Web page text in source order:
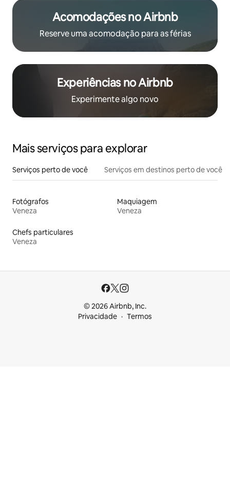
Acomodações no Airbnb
Reserve uma acomodação para as férias
Experiências no Airbnb
Experimente algo novo
Mais serviços para explorar
Serviços perto de você Serviços em destinos perto de você
Fotógrafos
Veneza
Maquiagem
Veneza
Chefs particulares
Veneza
© 2026 Airbnb, Inc.
Privacidade
Termos